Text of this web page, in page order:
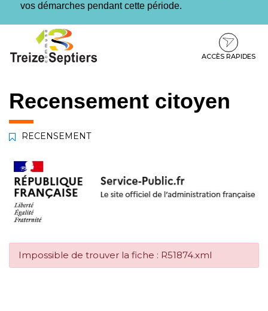
vos démarches pendant cette période.
contenu
pied
ACCÈS RAPIDES
Recensement citoyen
RECENSEMENT
Impossible de trouver la fiche : R51874.xml